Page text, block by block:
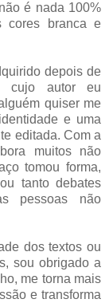
é nada 100%
branca e
depois de
cujo autor eu
quiser me
e uma
editada. Com a
muitos não
tomou forma,
tanto debates
pessoas não
dos textos ou
sou obrigado a
me torna mais
e transforma